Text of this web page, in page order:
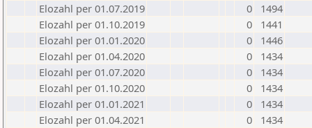
Elozahl per 01.07.2019
0
1494
Elozahl per 01.10.2019
0
1441
Elozahl per 01.01.2020
0
1446
Elozahl per 01.04.2020
0
1434
Elozahl per 01.07.2020
0
1434
Elozahl per 01.10.2020
0
1434
Elozahl per 01.01.2021
0
1434
Elozahl per 01.04.2021
0
1434